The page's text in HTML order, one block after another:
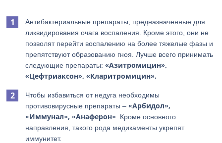
Антибактериальные препараты, предназначенные для
ликвидирования очага воспаления. Кроме этого, они не
позволят перейти воспалению на более тяжелые фазы и
препятствуют образованию гноя. Лучше всего принимать
следующие препараты:«Азитромицин»,
«Цефтриаксон», «Кларитромицин».
Чтобы избавиться от недуга необходимы
противовирусные препараты –«Арбидол»,
«Иммунал», «Анаферон» . Кроме основного
направления, такого рода медикаменты укрепят
иммунитет.